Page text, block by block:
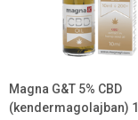
Magna G&T 5% CBD
(kendermagolajban)